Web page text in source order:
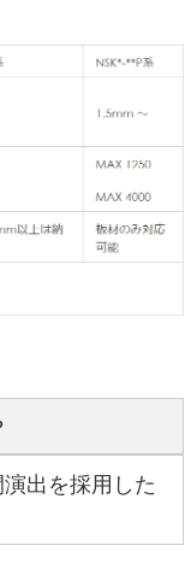
出を採用した